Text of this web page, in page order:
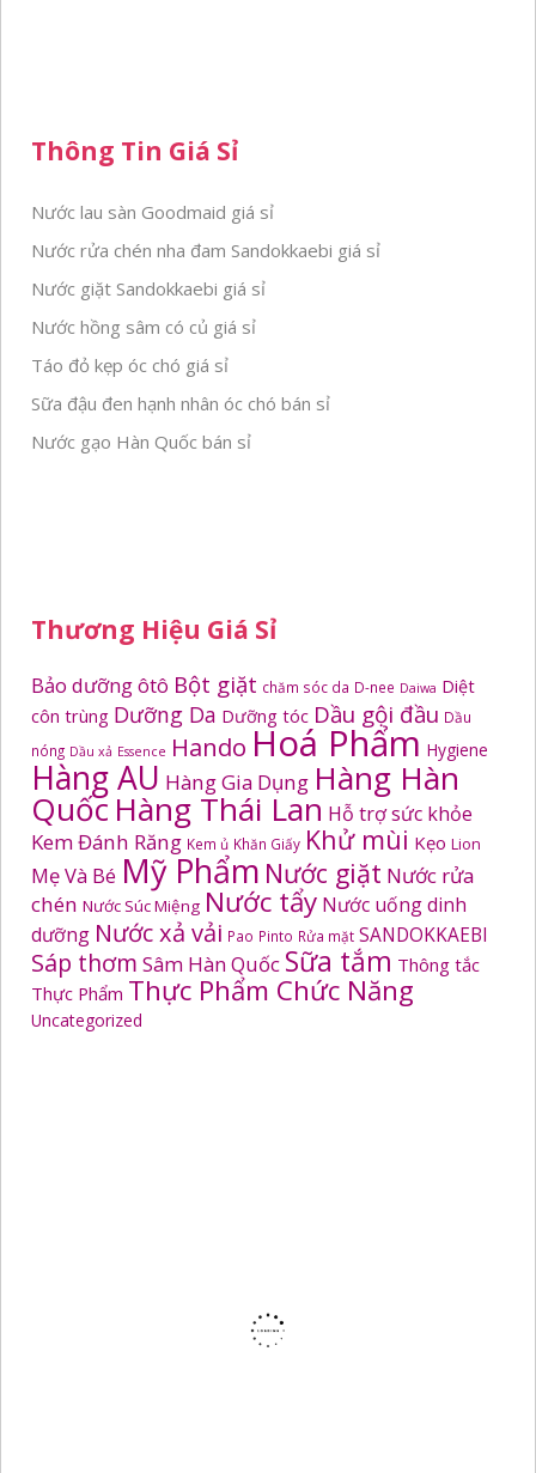
Thông Tin Giá Sỉ
Nước lau sàn Goodmaid giá sỉ
Nước rửa chén nha đam Sandokkaebi giá sỉ
Nước giặt Sandokkaebi giá sỉ
Nước hồng sâm có củ giá sỉ
Táo đỏ kẹp óc chó giá sỉ
Sữa đậu đen hạnh nhân óc chó bán sỉ
Nước gạo Hàn Quốc bán sỉ
Thương Hiệu Giá Sỉ
Bảo dưỡng ôtô Bột giặt chăm sóc da D-nee Daiwa Diệt
côn trùng Dưỡng Da Dưỡng tóc Dầu gội đầu Dầu
nóng Dầu xả Essence Hando Hoá Phẩm Hygiene
Hàng AU Hàng Gia Dụng Hàng Hàn
Quốc Hàng Thái Lan Hỗ trợ sức khỏe
Kem Đánh Răng Kem ủ Khăn Giấy Khử mùi Kẹo Lion
Mẹ Và Bé Mỹ Phẩm Nước giặt Nước rửa
chén Nước Súc Miệng Nước tẩy Nước uống dinh
dưỡng Nước xả vải Pao Pinto Rửa mặt SANDOKKAEBI
Sáp thơm Sâm Hàn Quốc Sữa tắm Thông tắc
Thực Phẩm Thực Phẩm Chức Năng
Uncategorized